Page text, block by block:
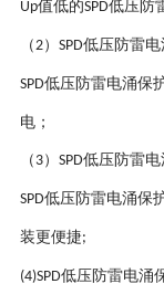
Up值低的SPD低压防
（2） SPD低压防雷
SPD低压防雷电涌保
电；
（ 3） SPD低压防雷
SPD低压防雷电涌保
装更便捷;
(4)SPD低压防雷电涌